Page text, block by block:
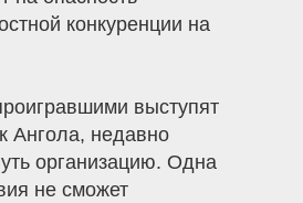
конкуренции на
выступят
Ангола, недавно
организацию. Одна
не сможет